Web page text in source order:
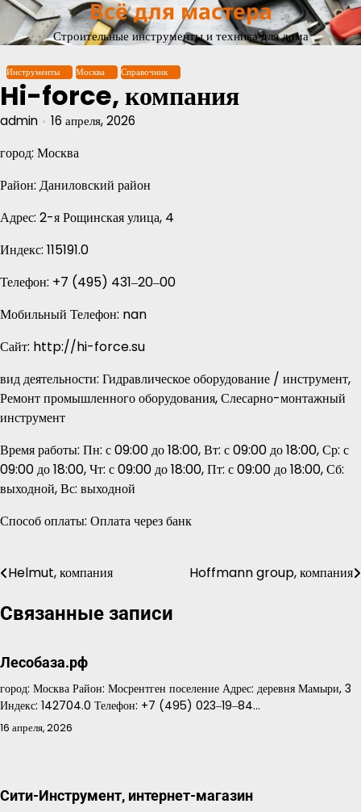
Перейти
содержимому
Всё для мастера
Строительные инструменты и техника для дома
Инструменты Москва Справочник
Hi-force, компания
admin 16 апреля, 2026
город: Москва
Район: Даниловский район
Адрес: 2-я Рощинская улица, 4
Индекс: 115191.0
Телефон: +7 (495) 431‒20‒00
Мобильный Телефон: nan
Сайт: http://hi-force.su
вид деятельности: Гидравлическое оборудование / инструмент,
Ремонт промышленного оборудования, Слесарно-монтажный
инструмент
Время работы: Пн: с 09:00 до 18:00, Вт: с 09:00 до 18:00, Ср: с
09:00 до 18:00, Чт: с 09:00 до 18:00, Пт: с 09:00 до 18:00, Сб:
выходной, Вс: выходной
Способ оплаты: Оплата через банк
Навигация
по
Helmut, компания Hoffmann group, компания
Связанные записи
Лесобаза.рф
город: Москва Район: Мосрентген поселение Адрес: деревня Мамыри, 3
Индекс: 142704.0 Телефон: +7 (495) 023‒19‒84…
16 апреля, 2026
Сити-Инструмент, интернет-магазин